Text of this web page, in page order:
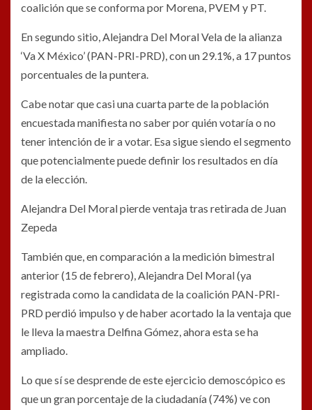
coalición que se conforma por Morena, PVEM y PT.
En segundo sitio, Alejandra Del Moral Vela de la alianza
‘Va X México’ (PAN-PRI-PRD), con un 29.1%, a 17 puntos
porcentuales de la puntera.
Cabe notar que casi una cuarta parte de la población
encuestada manifiesta no saber por quién votaría o no
tener intención de ir a votar. Esa sigue siendo el segmento
que potencialmente puede definir los resultados en día
de la elección.
Alejandra Del Moral pierde ventaja tras retirada de Juan
Zepeda
También que, en comparación a la medición bimestral
anterior (15 de febrero), Alejandra Del Moral (ya
registrada como la candidata de la coalición PAN-PRI-
PRD perdió impulso y de haber acortado la la ventaja que
le lleva la maestra Delfina Gómez, ahora esta se ha
ampliado.
Lo que sí se desprende de este ejercicio demoscópico es
que un gran porcentaje de la ciudadanía (74%) ve con